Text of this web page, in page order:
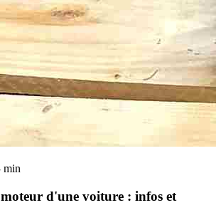
min
d'une voiture : infos et